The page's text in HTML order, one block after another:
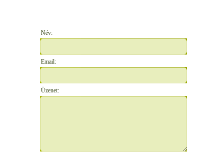
Név:
Email:
Üzenet: